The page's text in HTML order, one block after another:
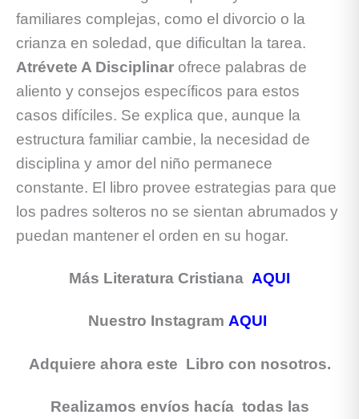
familiares complejas, como el divorcio o la
crianza en soledad, que dificultan la tarea.
Atrévete A Disciplinar ofrece palabras de
aliento y consejos específicos para estos
casos difíciles. Se explica que, aunque la
estructura familiar cambie, la necesidad de
disciplina y amor del niño permanece
constante. El libro provee estrategias para que
los padres solteros no se sientan abrumados y
puedan mantener el orden en su hogar.
Más Literatura Cristiana AQUI
Nuestro Instagram AQUI
Adquiere ahora este Libro con nosotros.
Realizamos envíos hacía todas las